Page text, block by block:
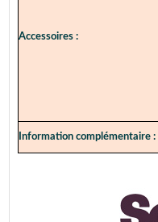
Accessoires :
Information complémentaire :